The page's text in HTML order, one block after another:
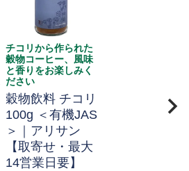
チコリから作られた
穀物コーヒー、風味
と香りをお楽しみく
ださい
穀物飲料 チコリ
100g ＜有機JAS
＞｜アリサン
【取寄せ・最大
14営業日要】